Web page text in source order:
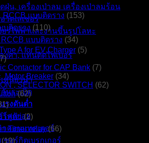
ฝุ่น, เครื่องเป่าลม เครื่องเป่าลมร้อน
วัดเลเซอร์
ยรไฟฟ้าและงานขึ้นรูปโลหะ
งศา, แท่นตัดไฟเบอร์
หนี่ยวนำ
นระเบิด
รงดันต่ำ
ร์ลูกย่อย
กคอนแทคเตอร์
ซอร์กิตเบรกเกอร์
RCCB แบบติดราง (153)
บติดราง (110)
RCCB แบบติดราง (34)
A for EV Charger (5)
Contactor for CAP Bank (7)
Motor Breaker (34)
, SELECTOR SWITCH (62)
(62)
ไฟฟ้า (2)
Timer relay (66)
(19)